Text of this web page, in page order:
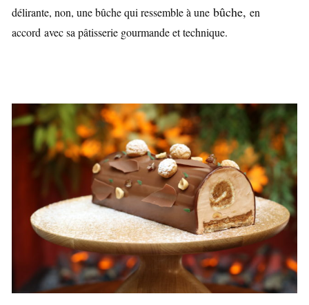
délirante, non, une bûche qui ressemble à une bûche, en
accord avec sa pâtisserie gourmande et technique.